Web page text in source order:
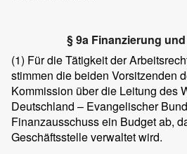
§ 9a Finanzierung
(1) Für die Tätigkeit der
stimmen die beiden Vorsitzenden
Kommission über die Leitung des
Deutschland – Evangelischer
Finanzausschuss ein Budget ab,
Geschäftsstelle verwaltet wird.